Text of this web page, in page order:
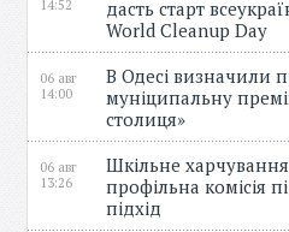
14:52
дасть старт
World Cleanup Day
06 авг
14:00
В Одесі визначили
муніципальну
столиця»
06 авг
13:26
Шкільне
профільна комісія
підхід